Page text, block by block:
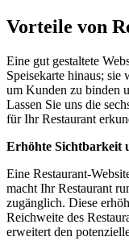
Vorteile von
Eine gut gestaltete
Speisekarte hinaus; sie
um Kunden zu binden
Lassen Sie uns die
für Ihr Restaurant
Erhöhte Sichtbarkeit
Eine Restaurant-
macht Ihr Restaurant
zugänglich. Diese
Reichweite des
erweitert den